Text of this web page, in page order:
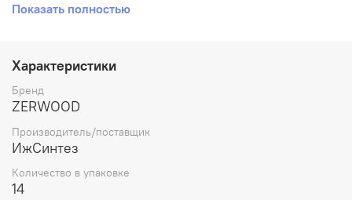
Для наружных и внутренних работ
Водоотталкивающий
Показать полностью
Характеристики
Бренд
ZERWOOD
Производитель/поставщик
ИжСинтез
Количество в упаковке
14